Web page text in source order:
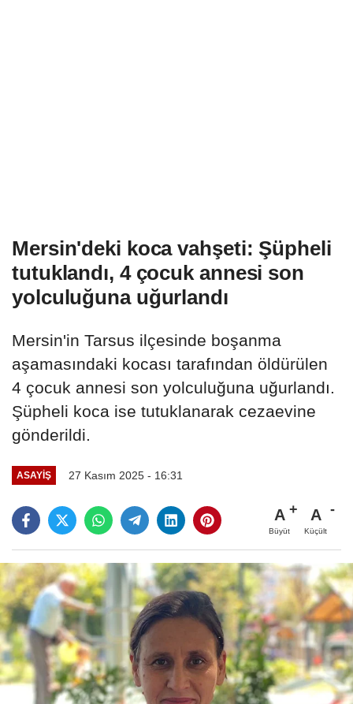
Mersin'deki koca vahşeti: Şüpheli
tutuklandı, 4 çocuk annesi son
yolculuğuna uğurlandı
Mersin'in Tarsus ilçesinde boşanma
aşamasındaki kocası tarafından öldürülen
4 çocuk annesi son yolculuğuna uğurlandı.
Şüpheli koca ise tutuklanarak cezaevine
gönderildi.
ASAYIŞ 27 Kasım 2025 - 16:31
A
Büyüt
A
Küçült